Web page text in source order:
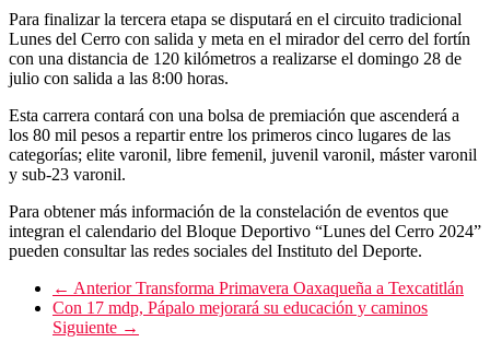
Para finalizar la tercera etapa se disputará en el circuito tradicional
Lunes del Cerro con salida y meta en el mirador del cerro del fortín
con una distancia de 120 kilómetros a realizarse el domingo 28 de
julio con salida a las 8:00 horas.
Esta carrera contará con una bolsa de premiación que ascenderá a
los 80 mil pesos a repartir entre los primeros cinco lugares de las
categorías; elite varonil, libre femenil, juvenil varonil, máster varonil
y sub-23 varonil.
Para obtener más información de la constelación de eventos que
integran el calendario del Bloque Deportivo “Lunes del Cerro 2024”
pueden consultar las redes sociales del Instituto del Deporte.
← AnteriorTransforma Primavera Oaxaqueña a Texcatitlán
Con 17 mdp, Pápalo mejorará su educación y caminos
Siguiente →